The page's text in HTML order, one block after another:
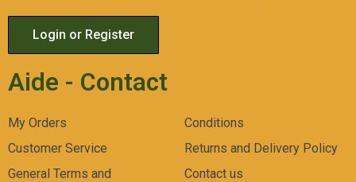
Login or Register
Aide - Contact
My Orders
Customer Service
General Terms and
Conditions
Returns and Delivery Policy
Contact us